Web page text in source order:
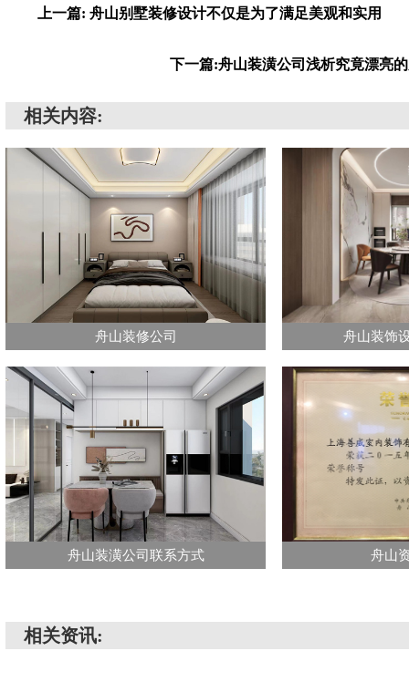
上一篇: 舟山别墅装修设计不仅是为了满足美观和实用
下一篇:舟山装潢公司浅析究竟漂亮
相关内容:
舟山装修公司 舟山装饰
舟山装潢公司联系方式 舟山
相关资讯: